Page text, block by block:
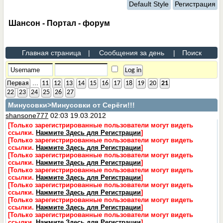
Default Style Регистрация
Шансон - Портал - форум
Главная страница | Сообщения за день | Поиск
Первая 11 12 13 14 15 16 17 18 19 20
21
22
23 24 25 26 27
Минусовки>Минусовки от Серёги!!!
shansone777 02:03 19.03.2012
[Только зарегистрированные пользователи могут видеть
ссылки. Нажмите Здесь для Регистрации]
[Только зарегистрированные пользователи могут видеть
ссылки. Нажмите Здесь для Регистрации]
[Только зарегистрированные пользователи могут видеть
ссылки. Нажмите Здесь для Регистрации]
[Только зарегистрированные пользователи могут видеть
ссылки. Нажмите Здесь для Регистрации]
[Только зарегистрированные пользователи могут видеть
ссылки. Нажмите Здесь для Регистрации]
[Только зарегистрированные пользователи могут видеть
ссылки. Нажмите Здесь для Регистрации]
[Только зарегистрированные пользователи могут видеть